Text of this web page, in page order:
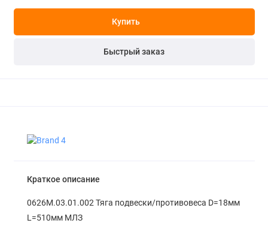
Купить
Быстрый заказ
Краткое описание
0626М.03.01.002 Тяга подвески/противовеса D=18мм
L=510мм МЛЗ